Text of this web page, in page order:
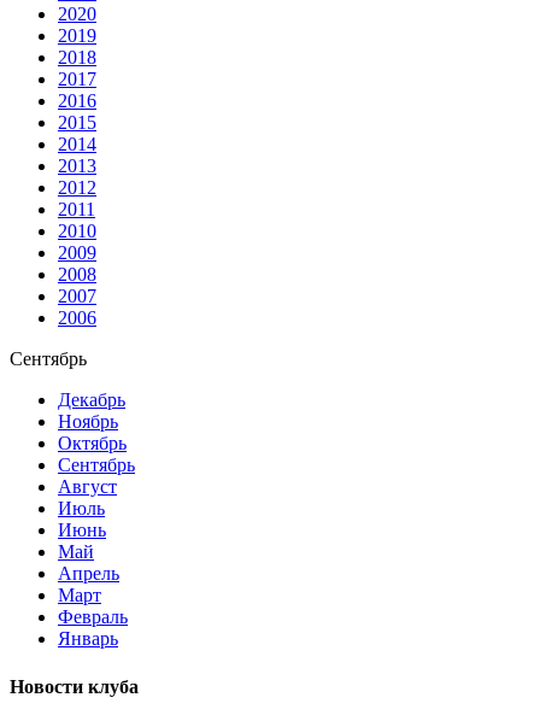
2020
2019
2018
2017
2016
2015
2014
2013
2012
2011
2010
2009
2008
2007
2006
Сентябрь
Декабрь
Ноябрь
Октябрь
Сентябрь
Август
Июль
Июнь
Май
Апрель
Март
Февраль
Январь
Новости клуба